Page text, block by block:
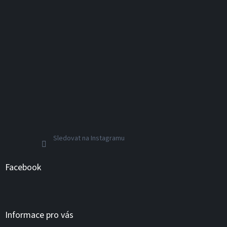
Sledovat na Instagramu
Facebook
Informace pro vás